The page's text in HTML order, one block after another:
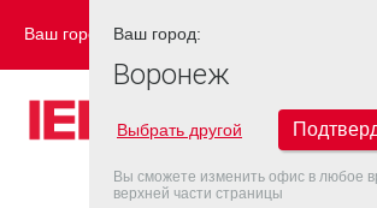
Ваш город: ВОРОНЕЖ
Ваш город:
Воронеж
Выбрать другой
Вы сможете изменить офис в любое
верхней части страницы